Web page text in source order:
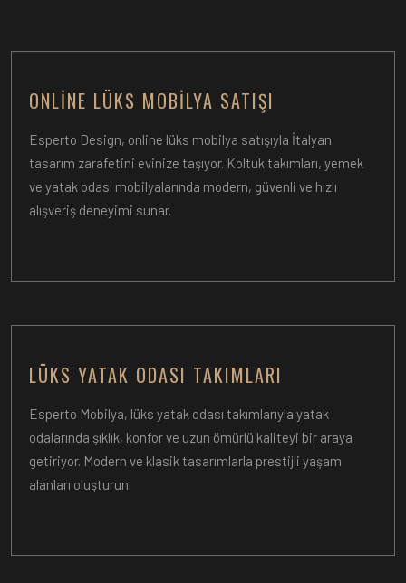
ONLINE LÜKS MOBILYA SATIŞI
Esperto Design, online lüks mobilya satışıyla İtalyan
tasarım zarafetini evinize taşıyor. Koltuk takımları, yemek
ve yatak odası mobilyalarında modern, güvenli ve hızlı
alışveriş deneyimi sunar.
LÜKS YATAK ODASI TAKIMLARI
Esperto Mobilya, lüks yatak odası takımlarıyla yatak
odalarında şıklık, konfor ve uzun ömürlü kaliteyi bir araya
getiriyor. Modern ve klasik tasarımlarla prestijli yaşam
alanları oluşturun.